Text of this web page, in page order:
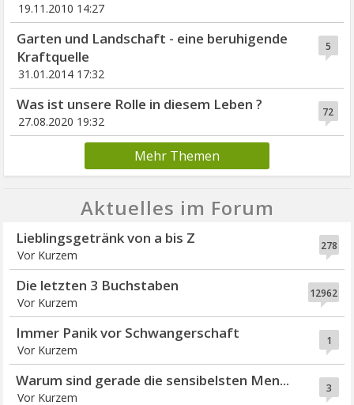
19.11.2010 14:27
5
Garten und Landschaft - eine beruhigende
Kraftquelle
31.01.2014 17:32
72
Was ist unsere Rolle in diesem Leben ?
27.08.2020 19:32
Mehr Themen
Aktuelles im Forum
278
Lieblingsgetränk von a bis Z
Vor Kurzem
12962
Die letzten 3 Buchstaben
Vor Kurzem
1
Immer Panik vor Schwangerschaft
Vor Kurzem
3
Warum sind gerade die sensibelsten Men...
Vor Kurzem